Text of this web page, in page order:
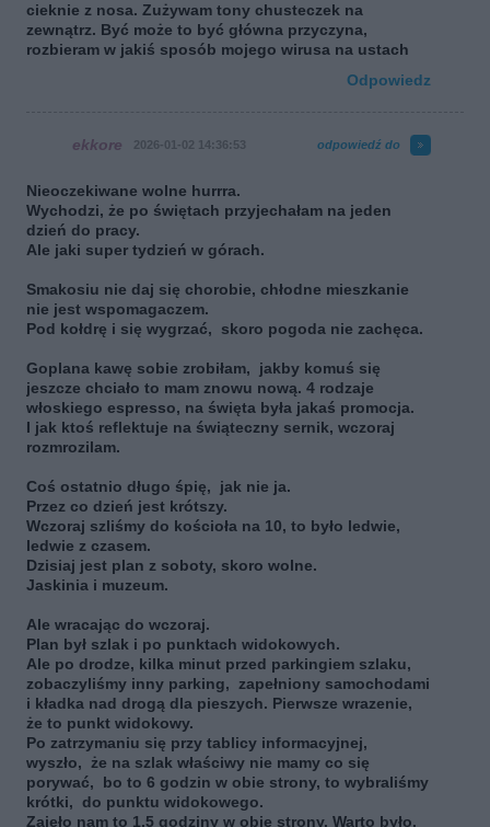
cieknie z nosa. Zużywam tony chusteczek na
zewnątrz. Być może to być główna przyczyna,
rozbieram w jakiś sposób mojego wirusa na ustach
Odpowiedz
ekkore 2026-01-02 14:36:53 odpowiedź do
Nieoczekiwane wolne hurrra.
Wychodzi, że po świętach przyjechałam na jeden
dzień do pracy.
Ale jaki super tydzień w górach.
Smakosiu nie daj się chorobie, chłodne mieszkanie
nie jest wspomagaczem.
Pod kołdrę i się wygrzać, skoro pogoda nie zachęca.
Goplana kawę sobie zrobiłam, jakby komuś się
jeszcze chciało to mam znowu nową. 4 rodzaje
włoskiego espresso, na święta była jakaś promocja.
I jak ktoś reflektuje na świąteczny sernik, wczoraj
rozmrozilam.
Coś ostatnio długo śpię, jak nie ja.
Przez co dzień jest krótszy.
Wczoraj szliśmy do kościoła na 10, to było ledwie,
ledwie z czasem.
Dzisiaj jest plan z soboty, skoro wolne.
Jaskinia i muzeum.
Ale wracając do wczoraj.
Plan był szlak i po punktach widokowych.
Ale po drodze, kilka minut przed parkingiem szlaku,
zobaczyliśmy inny parking, zapełniony samochodami
i kładka nad drogą dla pieszych. Pierwsze wrazenie,
że to punkt widokowy.
Po zatrzymaniu się przy tablicy informacyjnej,
wyszło, że na szlak właściwy nie mamy co się
porywać, bo to 6 godzin w obie strony, to wybraliśmy
krótki, do punktu widokowego.
Zajęło nam to 1.5 godziny w obie strony. Warto było.